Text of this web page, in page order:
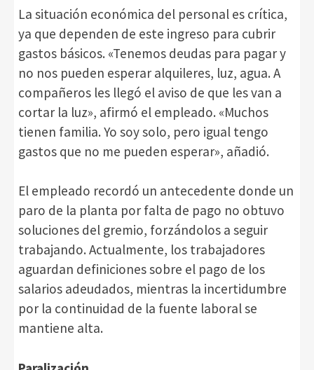
La situación económica del personal es crítica,
ya que dependen de este ingreso para cubrir
gastos básicos. «Tenemos deudas para pagar y
no nos pueden esperar alquileres, luz, agua. A
compañeros les llegó el aviso de que les van a
cortar la luz», afirmó el empleado. «Muchos
tienen familia. Yo soy solo, pero igual tengo
gastos que no me pueden esperar», añadió.
El empleado recordó un antecedente donde un
paro de la planta por falta de pago no obtuvo
soluciones del gremio, forzándolos a seguir
trabajando. Actualmente, los trabajadores
aguardan definiciones sobre el pago de los
salarios adeudados, mientras la incertidumbre
por la continuidad de la fuente laboral se
mantiene alta.